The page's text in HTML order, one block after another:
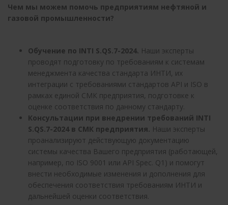
Чем мы можем помочь предприятиям нефтяной и
газовой промышленности?
Обучение по INTI S.QS.7-2024. Наши эксперты
проводят подготовку по требованиям к системам
менеджмента качества стандарта ИНТИ, их
интеграции с требованиями стандартов API и ISO в
рамках единой СМК предприятия, подготовке к
оценке соответствия по данному стандарту.
Консультации при внедрении требований INTI
S.QS.7-2024 в СМК предприятия. Наши эксперты
проанализируют действующую документацию
системы качества Вашего предприятия (работающей,
например, по ISO 9001 или API Spec. Q1) и помогут
внести необходимые изменения и дополнения для
обеспечения соответствия требованиям ИНТИ и
дальнейшей оценки соответствия.